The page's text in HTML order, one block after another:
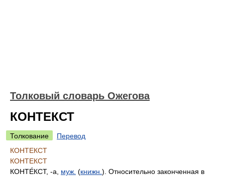
Толковый словарь Ожегова
КОНТЕКСТ
Толкование
Перевод
КОНТЕКСТ
КОНТЕКСТ
КОНТЕ́КСТ, -а, муж. (книжн. ). Относительно законченная в